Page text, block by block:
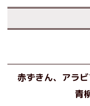
赤ずきん、アラ
青